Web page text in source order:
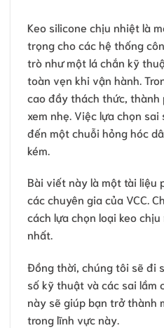
Keo silicone chịu nhiệt là
trọng cho các hệ thống
trò như một lá chắn kỹ
toàn vẹn khi vận hành.
cao đầy thách thức, thành
xem nhẹ. Việc lựa chọn
đến một chuỗi hỏng hóc
kém.
Bài viết này là một tài liệu
các chuyên gia của VCC.
cách lựa chọn loại keo
nhất.
Đồng thời, chúng tôi sẽ đi
số kỹ thuật và các sai lầm
này sẽ giúp bạn trở thành
trong lĩnh vực này.